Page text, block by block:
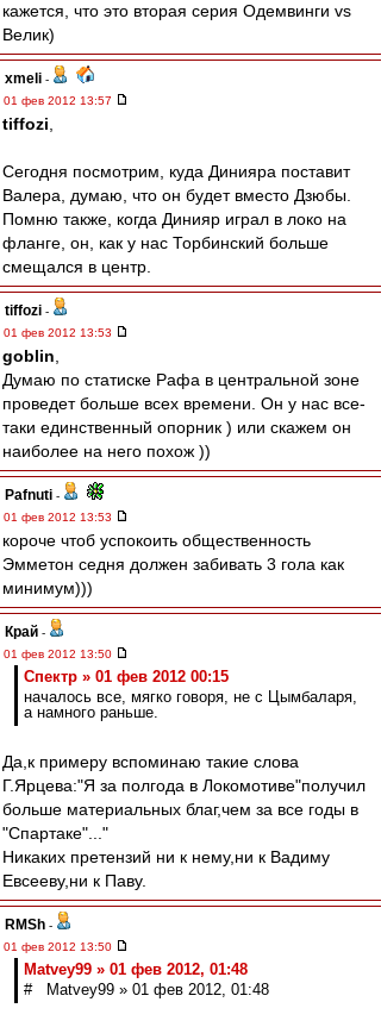
кажется, что это вторая серия Одемвинги vs
Велик)
xmeli -
01 фев 2012 13:57
tiffozi
Сегодня посмотрим, куда Динияра поставит
Валера, думаю, что он будет вместо Дзюбы.
Помню также, когда Динияр играл в локо на
фланге, он, как у нас Торбинский больше
смещался в центр.
tiffozi -
01 фев 2012 13:53
goblin
Думаю по статиске Рафа в центральной зоне
проведет больше всех времени. Он у нас все-
таки единственный опорник ) или скажем он
наиболее на него похож ))
Pafnuti -
01 фев 2012 13:53
короче чтоб успокоить общественность
Эмметон седня должен забивать 3 гола как
минимум)))
Край -
01 фев 2012 13:50
Спектр » 01 фев 2012 00:15
началось все, мягко говоря, не с Цымбаларя,
а намного раньше.
Да,к примеру вспоминаю такие слова
Г.Ярцева:"Я за полгода в Локомотиве"получил
больше материальных благ,чем за все годы в
"Спартаке"..."
Никаких претензий ни к нему,ни к Вадиму
Евсееву,ни к Паву.
RMSh -
01 фев 2012 13:50
Matvey99 » 01 фев 2012, 01:48
# Matvey99 » 01 фев 2012, 01:48